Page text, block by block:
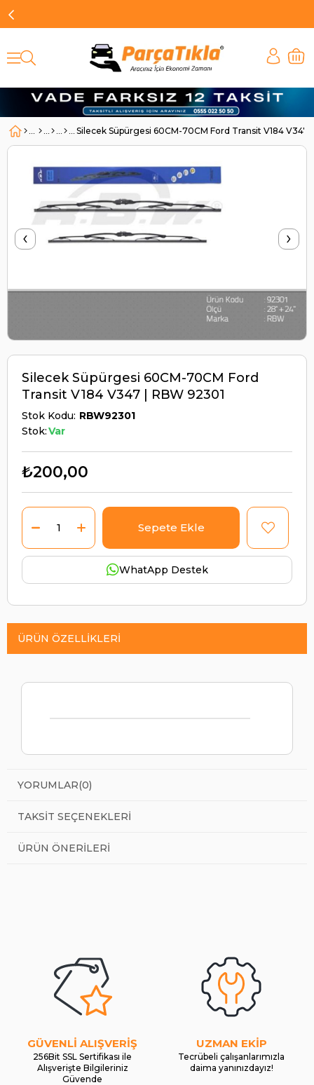
Silecek Süpürgesi 60CM-70CM Ford Transit V184 V347
‹ ›
Silecek Süpürgesi 60CM-70CM Ford
Transit V184 V347 | RBW 92301
Stok Kodu RBW92301
Stok:Var
₺200,00
WhatApp Destek
ÜRÜN ÖZELLIKLERI
YORUMLAR(0)
TAKSIT SEÇENEKLERI
ÜRÜN ÖNERILERI
GÜVENLİ ALIŞVERİŞ
256Bit SSL Sertifikası ile
Alışverişte Bilgileriniz
Güvende
UZMAN EKİP
Tecrübeli çalışanlarımızla
daima yanınızdayız!